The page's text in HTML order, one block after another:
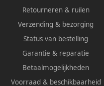
Retourneren & ruilen
Verzending & bezorging
Status van bestelling
Garantie & reparatie
Betaalmogelijkheden
Voorraad & beschikbaarheid